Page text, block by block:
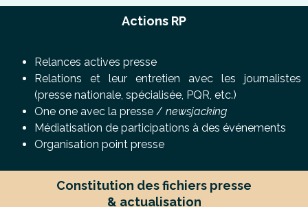
Actions RP
Relances actives presse
Relations et leur entretien avec les journalistes
(presse nationale, spécialisée, PQR, etc.)
One one avec la presse / newsjacking
Médiatisation de participations à des événements
Organisation point presse
Constitution des fichiers presse
& actualisation